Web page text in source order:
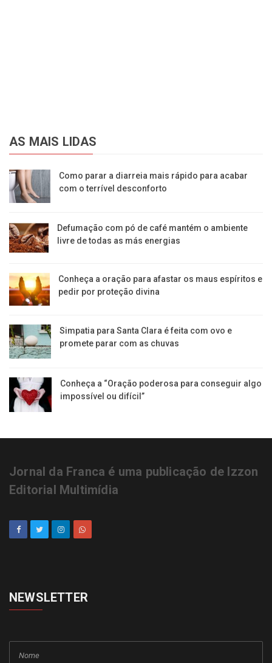
AS MAIS LIDAS
Como parar a diarreia mais rápido para acabar
com o terrível desconforto
Defumação com pó de café mantém o ambiente
livre de todas as más energias
Conheça a oração para afastar os maus espíritos e
pedir por proteção divina
Simpatia para Santa Clara é feita com ovo e
promete parar com as chuvas
Conheça a “Oração poderosa para conseguir algo
impossível ou difícil”
Jornal da Franca é uma publicação de Izzon
Editorial Multimídia
NEWSLETTER